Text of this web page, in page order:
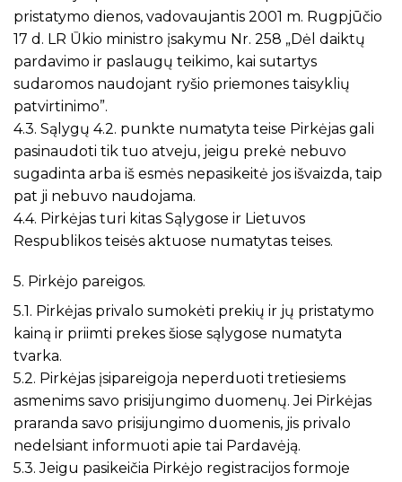
pristatymo dienos, vadovaujantis 2001 m. Rugpjūčio
17 d. LR Ūkio ministro įsakymu Nr. 258 „Dėl daiktų
pardavimo ir paslaugų teikimo, kai sutartys
sudaromos naudojant ryšio priemones taisyklių
patvirtinimo”.
4.3. Sąlygų 4.2. punkte numatyta teise Pirkėjas gali
pasinaudoti tik tuo atveju, jeigu prekė nebuvo
sugadinta arba iš esmės nepasikeitė jos išvaizda, taip
pat ji nebuvo naudojama.
4.4. Pirkėjas turi kitas Sąlygose ir Lietuvos
Respublikos teisės aktuose numatytas teises.
5. Pirkėjo pareigos.
5.1. Pirkėjas privalo sumokėti prekių ir jų pristatymo
kainą ir priimti prekes šiose sąlygose numatyta
tvarka.
5.2. Pirkėjas įsipareigoja neperduoti tretiesiems
asmenims savo prisijungimo duomenų. Jei Pirkėjas
praranda savo prisijungimo duomenis, jis privalo
nedelsiant informuoti apie tai Pardavėją.
5.3. Jeigu pasikeičia Pirkėjo registracijos formoje